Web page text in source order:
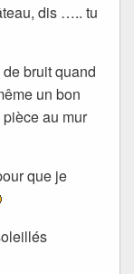
dis ….. tu
bruit quand
un bon
au mur
que je